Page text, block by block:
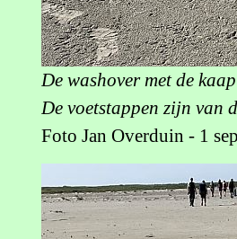
De washover met de
De voetstappen zijn van
Foto Jan Overduin - 1